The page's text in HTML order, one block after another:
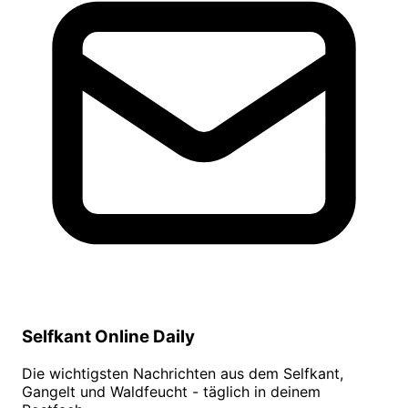
Selfkant Online Daily
Die wichtigsten Nachrichten aus dem Selfkant,
Gangelt und Waldfeucht - täglich in deinem